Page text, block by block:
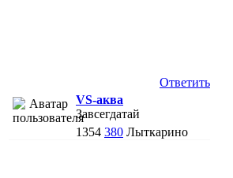
Ответить
VS-аква
Завсегдатай
1354 380 Лыткарино